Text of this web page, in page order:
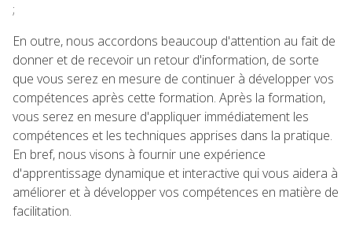
;
En outre, nous accordons beaucoup d'attention au fait de
donner et de recevoir un retour d'information, de sorte
que vous serez en mesure de continuer à développer vos
compétences après cette formation. Après la formation,
vous serez en mesure d'appliquer immédiatement les
compétences et les techniques apprises dans la pratique.
En bref, nous visons à fournir une expérience
d'apprentissage dynamique et interactive qui vous aidera à
améliorer et à développer vos compétences en matière de
facilitation.